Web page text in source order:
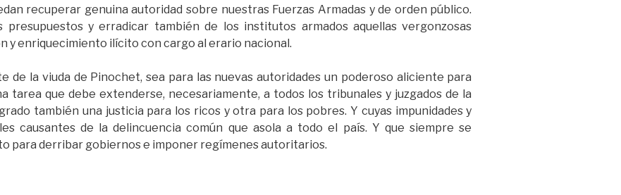
recuperar genuina autoridad sobre nuestras Fuerzas Armadas y de orden público.
presupuestos y erradicar también de los institutos armados aquellas vergonzosas
y enriquecimiento ilícito con cargo al erario nacional.
de la viuda de Pinochet, sea para las nuevas autoridades un poderoso aliciente para
tarea que debe extenderse, necesariamente, a todos los tribunales y juzgados de la
también una justicia para los ricos y otra para los pobres. Y cuyas impunidades y
causantes de la delincuencia común que asola a todo el país. Y que siempre se
para derribar gobiernos e imponer regímenes autoritarios.